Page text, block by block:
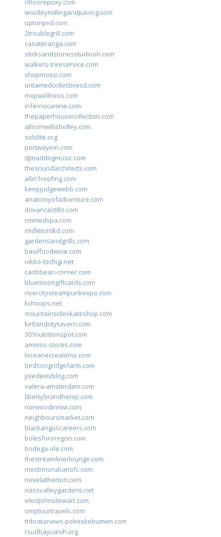
rifloorepoxy.com
woolleymillingandpaving.com
uptonpvd.com
2troublegrill.com
casateranga.com
sticksandstonesstudiooh.com
walkers-treeservice.com
shopmossi.com
untamedcollectivesd.com
mxpwellness.com
infernocanine.com
thepaperhousecollection.com
allisonwillisholley.com
solslite.org
portwayinn.com
djmaddogmusic.com
thesoundarchitects.com
allin1roofing.com
keepjudgewebb.com
anatomyofadventure.com
drivancastillo.com
cmmedspa.com
midletontkd.com
gardensandgrills.com
basilfoodwine.com
nikko-tochigi.net
caribbean-corner.com
bluemoongiftcards.com
rivercitysteampunkexpo.com
kchoops.net
mountainsideskateshop.com
kirtlandcitytavern.com
301nutritionspot.com
ammos-stores.com
loceanecreations.com
birdsongridgefarm.com
joiedevivblog.com
valera-amsterdam.com
libertybrandhemp.com
norwoodinnwi.com
neighboursmarket.com
blackanguscareers.com
bolesfororegon.com
bodega-ole.com
thestreamlinerlounge.com
mestrinorubanofc.com
novelatherton.com
nassvalleygardens.net
electjohnstewart.com
omptourtravels.com
tribratanews-polreskebumen.com
rsudbayuasih.org